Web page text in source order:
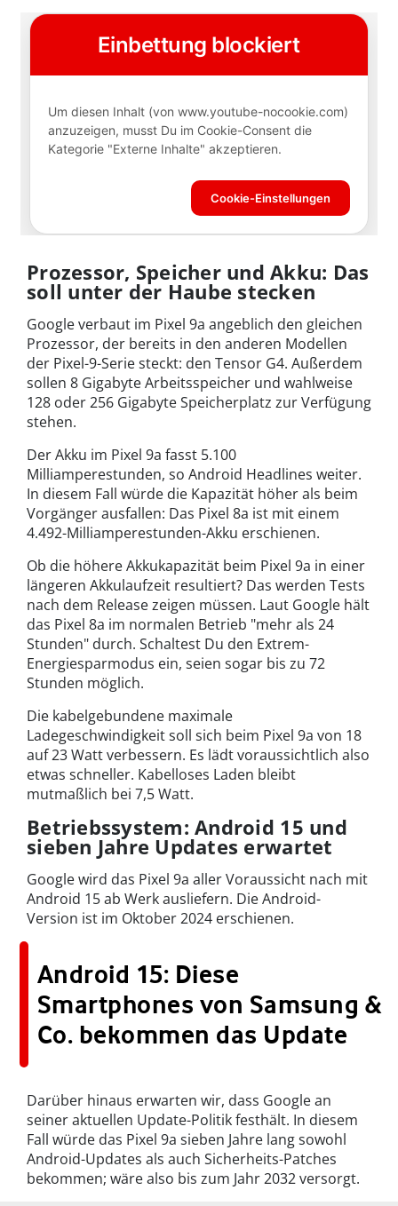
Prozessor, Speicher und Akku: Das
soll unter der Haube stecken
Google verbaut im Pixel 9a angeblich den gleichen
Prozessor, der bereits in den anderen Modellen
der Pixel-9-Serie steckt: den Tensor G4. Außerdem
sollen 8 Gigabyte Arbeitsspeicher und wahlweise
128 oder 256 Gigabyte Speicherplatz zur Verfügung
stehen.
Der Akku im Pixel 9a fasst 5.100
Milliamperestunden, so Android Headlines weiter.
In diesem Fall würde die Kapazität höher als beim
Vorgänger ausfallen: Das Pixel 8a ist mit einem
4.492-Milliamperestunden-Akku erschienen.
Ob die höhere Akkukapazität beim Pixel 9a in einer
längeren Akkulaufzeit resultiert? Das werden Tests
nach dem Release zeigen müssen. Laut Google hält
das Pixel 8a im normalen Betrieb "mehr als 24
Stunden" durch. Schaltest Du den Extrem-
Energiesparmodus ein, seien sogar bis zu 72
Stunden möglich.
Die kabelgebundene maximale
Ladegeschwindigkeit soll sich beim Pixel 9a von 18
auf 23 Watt verbessern. Es lädt voraussichtlich also
etwas schneller. Kabelloses Laden bleibt
mutmaßlich bei 7,5 Watt.
Betriebssystem: Android 15 und
sieben Jahre Updates erwartet
Google wird das Pixel 9a aller Voraussicht nach mit
Android 15 ab Werk ausliefern. Die Android-
Version ist im Oktober 2024 erschienen.
Android 15: Diese
Smartphones von Samsung &
Co. bekommen das Update
Darüber hinaus erwarten wir, dass Google an
seiner aktuellen Update-Politik festhält. In diesem
Fall würde das Pixel 9a sieben Jahre lang sowohl
Android-Updates als auch Sicherheits-Patches
bekommen; wäre also bis zum Jahr 2032 versorgt.